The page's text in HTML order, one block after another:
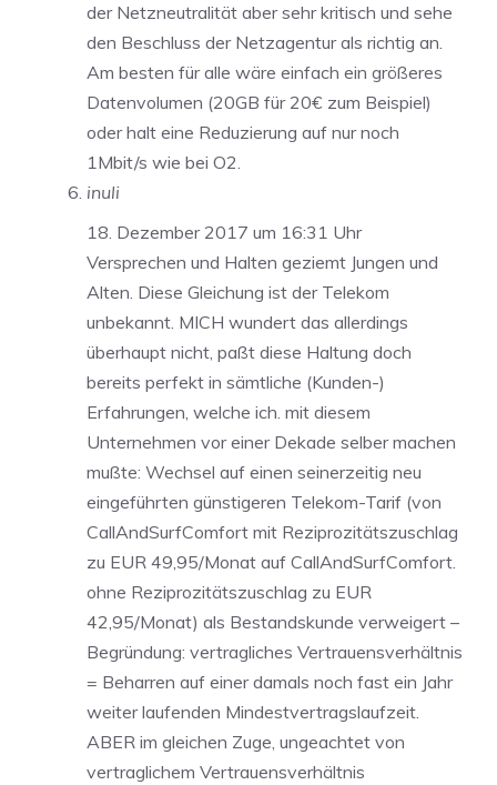
der Netzneutralität aber sehr kritisch und sehe
den Beschluss der Netzagentur als richtig an.
Am besten für alle wäre einfach ein größeres
Datenvolumen (20GB für 20€ zum Beispiel)
oder halt eine Reduzierung auf nur noch
1Mbit/s wie bei O2.
inuli
18. Dezember 2017 um 16:31 Uhr
Versprechen und Halten geziemt Jungen und
Alten. Diese Gleichung ist der Telekom
unbekannt. MICH wundert das allerdings
überhaupt nicht, paßt diese Haltung doch
bereits perfekt in sämtliche (Kunden-)
Erfahrungen, welche ich. mit diesem
Unternehmen vor einer Dekade selber machen
mußte: Wechsel auf einen seinerzeitig neu
eingeführten günstigeren Telekom-Tarif (von
CallAndSurfComfort mit Reziprozitätszuschlag
zu EUR 49,95/Monat auf CallAndSurfComfort.
ohne Reziprozitätszuschlag zu EUR
42,95/Monat) als Bestandskunde verweigert –
Begründung: vertragliches Vertrauensverhältnis
= Beharren auf einer damals noch fast ein Jahr
weiter laufenden Mindestvertragslaufzeit.
ABER im gleichen Zuge, ungeachtet von
vertraglichem Vertrauensverhältnis